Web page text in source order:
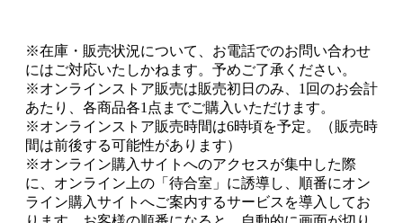
※在庫・販売状況について、お電話でのお問い合わせ
にはご対応いたしかねます。予めご了承ください。
※オンラインストア販売は販売初日のみ、1回のお会計
あたり、各商品各1点までご購入いただけます。
※オンラインストア販売時間は6時頃を予定。（販売時
間は前後する可能性があります）
※オンライン購入サイトへのアクセスが集中した際
に、オンライン上の「待合室」に誘導し、順番にオン
ライン購入サイトへご案内するサービスを導入してお